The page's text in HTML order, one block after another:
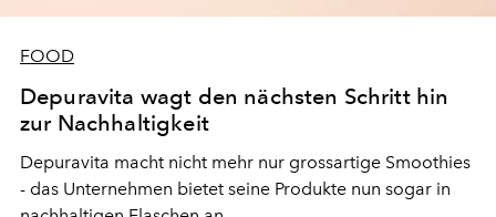
FOOD
Depuravita wagt den nächsten Schritt hin
zur Nachhaltigkeit
Depuravita macht nicht mehr nur grossartige Smoothies
- das Unternehmen bietet seine Produkte nun sogar in